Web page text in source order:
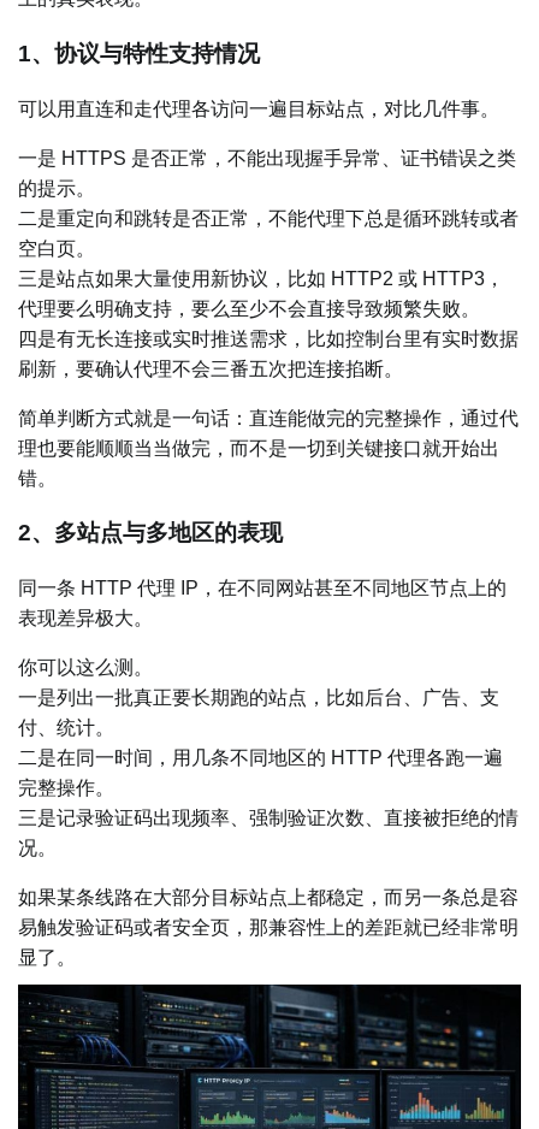
1、协议与特性支持情况
可以用直连和走代理各访问一遍目标站点，对比几件事。
一是 HTTPS 是否正常，不能出现握手异常、证书错误之类
的提示。
二是重定向和跳转是否正常，不能代理下总是循环跳转或者
空白页。
三是站点如果大量使用新协议，比如 HTTP2 或 HTTP3，
代理要么明确支持，要么至少不会直接导致频繁失败。
四是有无长连接或实时推送需求，比如控制台里有实时数据
刷新，要确认代理不会三番五次把连接掐断。
简单判断方式就是一句话：直连能做完的完整操作，通过代
理也要能顺顺当当做完，而不是一切到关键接口就开始出
错。
2、多站点与多地区的表现
同一条 HTTP 代理 IP，在不同网站甚至不同地区节点上的
表现差异极大。
你可以这么测。
一是列出一批真正要长期跑的站点，比如后台、广告、支
付、统计。
二是在同一时间，用几条不同地区的 HTTP 代理各跑一遍
完整操作。
三是记录验证码出现频率、强制验证次数、直接被拒绝的情
况。
如果某条线路在大部分目标站点上都稳定，而另一条总是容
易触发验证码或者安全页，那兼容性上的差距就已经非常明
显了。